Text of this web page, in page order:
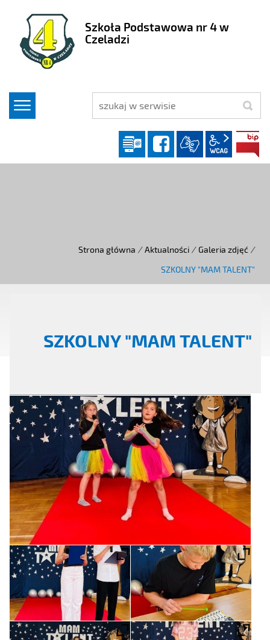
Szkoła Podstawowa nr 4 w
Czeladzi
szukaj
Dziennik elektroniczny
facebook
wcag2.1
Strona główna / Aktualności / Galeria zdjęć /
SZKOLNY "MAM TALENT"
SZKOLNY "MAM TALENT"